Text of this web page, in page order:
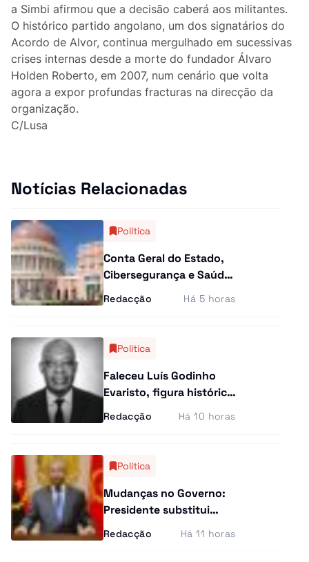
Última Hora
Ensino Superior
Gastronomia
Multimídia
a Simbi afirmou que a decisão caberá aos militantes.
O histórico partido angolano, um dos signatários do
Acordo de Alvor, continua mergulhado em sucessivas
crises internas desde a morte do fundador Álvaro
Holden Roberto, em 2007, num cenário que volta
agora a expor profundas fracturas na direcção da
organização.
C/Lusa
Notícias Relacionadas
Política
Conta Geral do Estado,
Cibersegurança e Saúde
na agenda das últimas
plenárias
Redacção Há 5 horas
Política
Faleceu Luís Godinho
Evaristo, figura histórica
quadro da BRINDE
Redacção Há 10 horas
Política
Mudanças no Governo:
Presidente substitui
Estado
Redacção Há 11 horas